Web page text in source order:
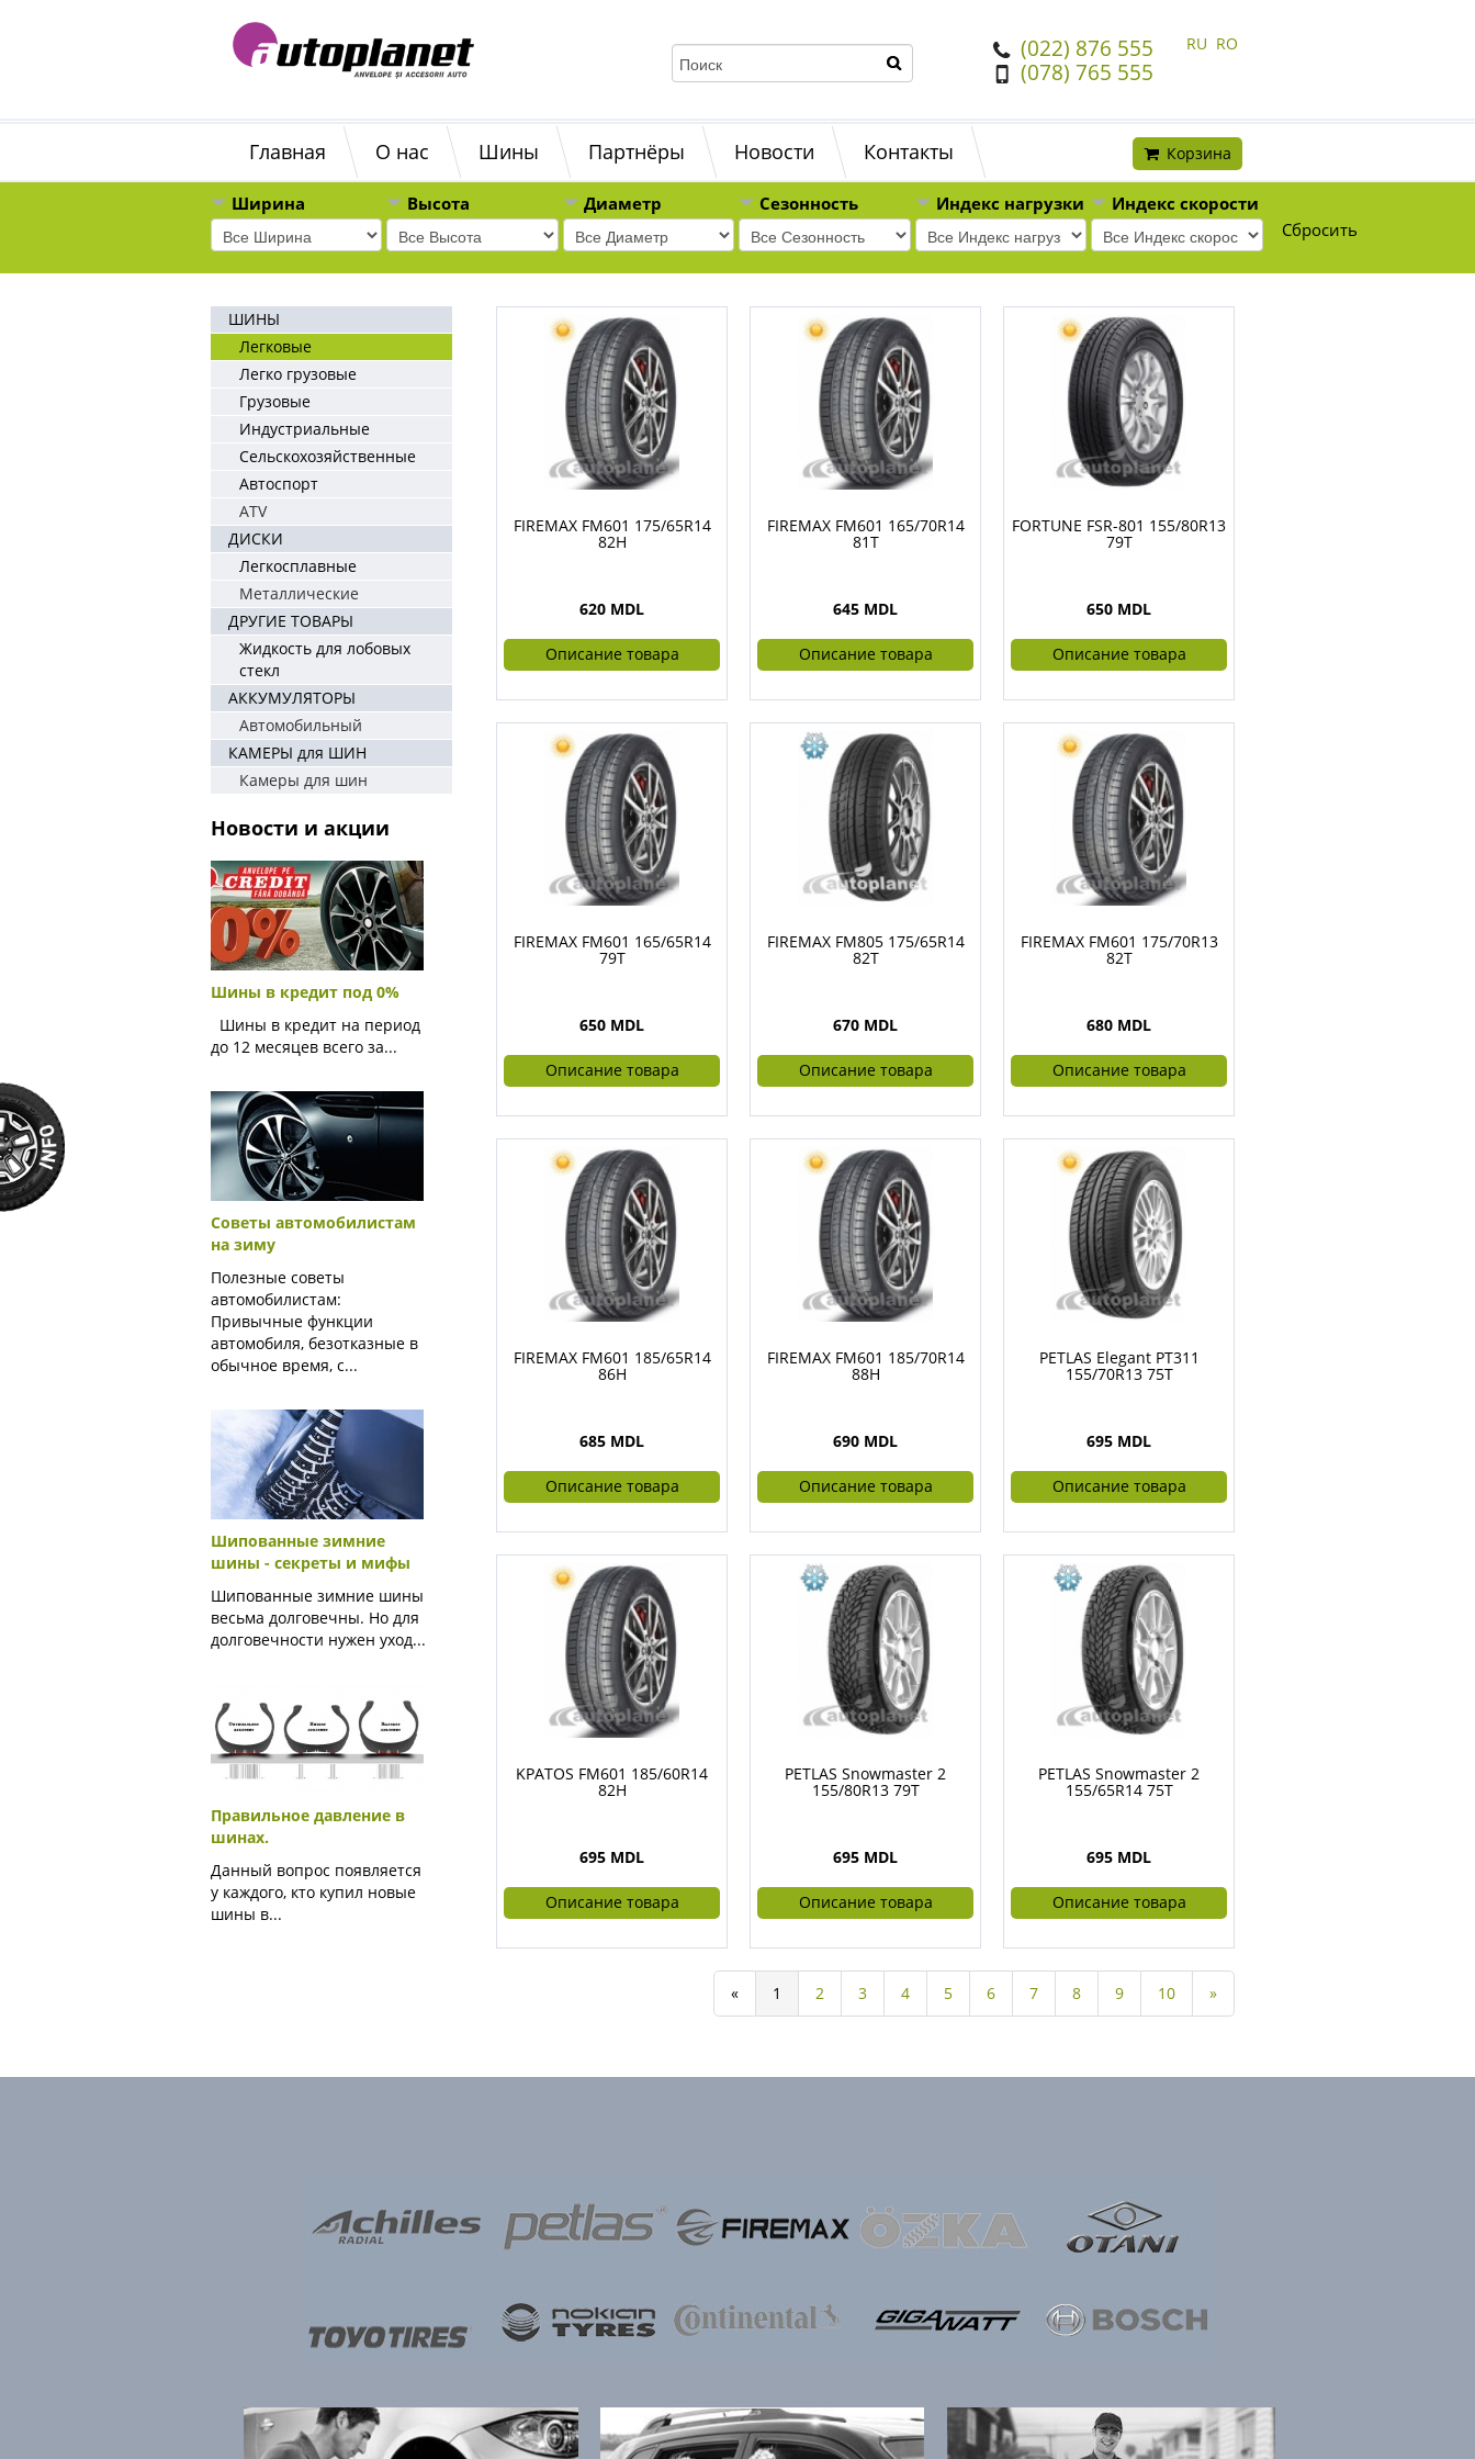
(022) 876 555
(078) 765 555
RU RO
Главная О нас Шины Партнёры Новости Контакты Корзина
Ширина Высота Диаметр Сезонность Индекс нагрузки
Индекс скорости
Сбросить
ШИНЫ
Легковые
Легко грузовые
Грузовые
Индустриальные
Сельскохозяйственные
Автоспорт
ATV
ДИСКИ
Легкосплавные
Металлические
ДРУГИЕ ТОВАРЫ
Жидкость для лобовых
стекл
АККУМУЛЯТОРЫ
Автомобильный
КАМЕРЫ для ШИН
Камеры для шин
Новости и акции
Шины в кредит под 0%
Шины в кредит на период
до 12 месяцев всего за...
Советы автомобилистам
на зиму
Полезные советы
автомобилистам:
Привычные функции
автомобиля, безотказные в
обычное время, с...
Шипованные зимние
шины - секреты и мифы
Шипованные зимние шины
весьма долговечны. Но для
долговечности нужен уход...
Правильное давление в
шинах.
Данный вопрос появляется
у каждого, кто купил новые
шины в...
FIREMAX FM601 175/65R14
82H
620 MDL
Описание товара
FIREMAX FM601 165/70R14
81T
645 MDL
Описание товара
FORTUNE FSR-801 155/80R13
79T
650 MDL
Описание товара
FIREMAX FM601 165/65R14
79T
650 MDL
Описание товара
FIREMAX FM805 175/65R14
82T
670 MDL
Описание товара
FIREMAX FM601 175/70R13
82T
680 MDL
Описание товара
FIREMAX FM601 185/65R14
86H
685 MDL
Описание товара
FIREMAX FM601 185/70R14
88H
690 MDL
Описание товара
PETLAS Elegant PT311
155/70R13 75T
695 MDL
Описание товара
KPATOS FM601 185/60R14
82H
695 MDL
Описание товара
PETLAS Snowmaster 2
155/80R13 79T
695 MDL
Описание товара
PETLAS Snowmaster 2
155/65R14 75T
695 MDL
Описание товара
« 1 2 3 4 5 6 7 8 9 10 »